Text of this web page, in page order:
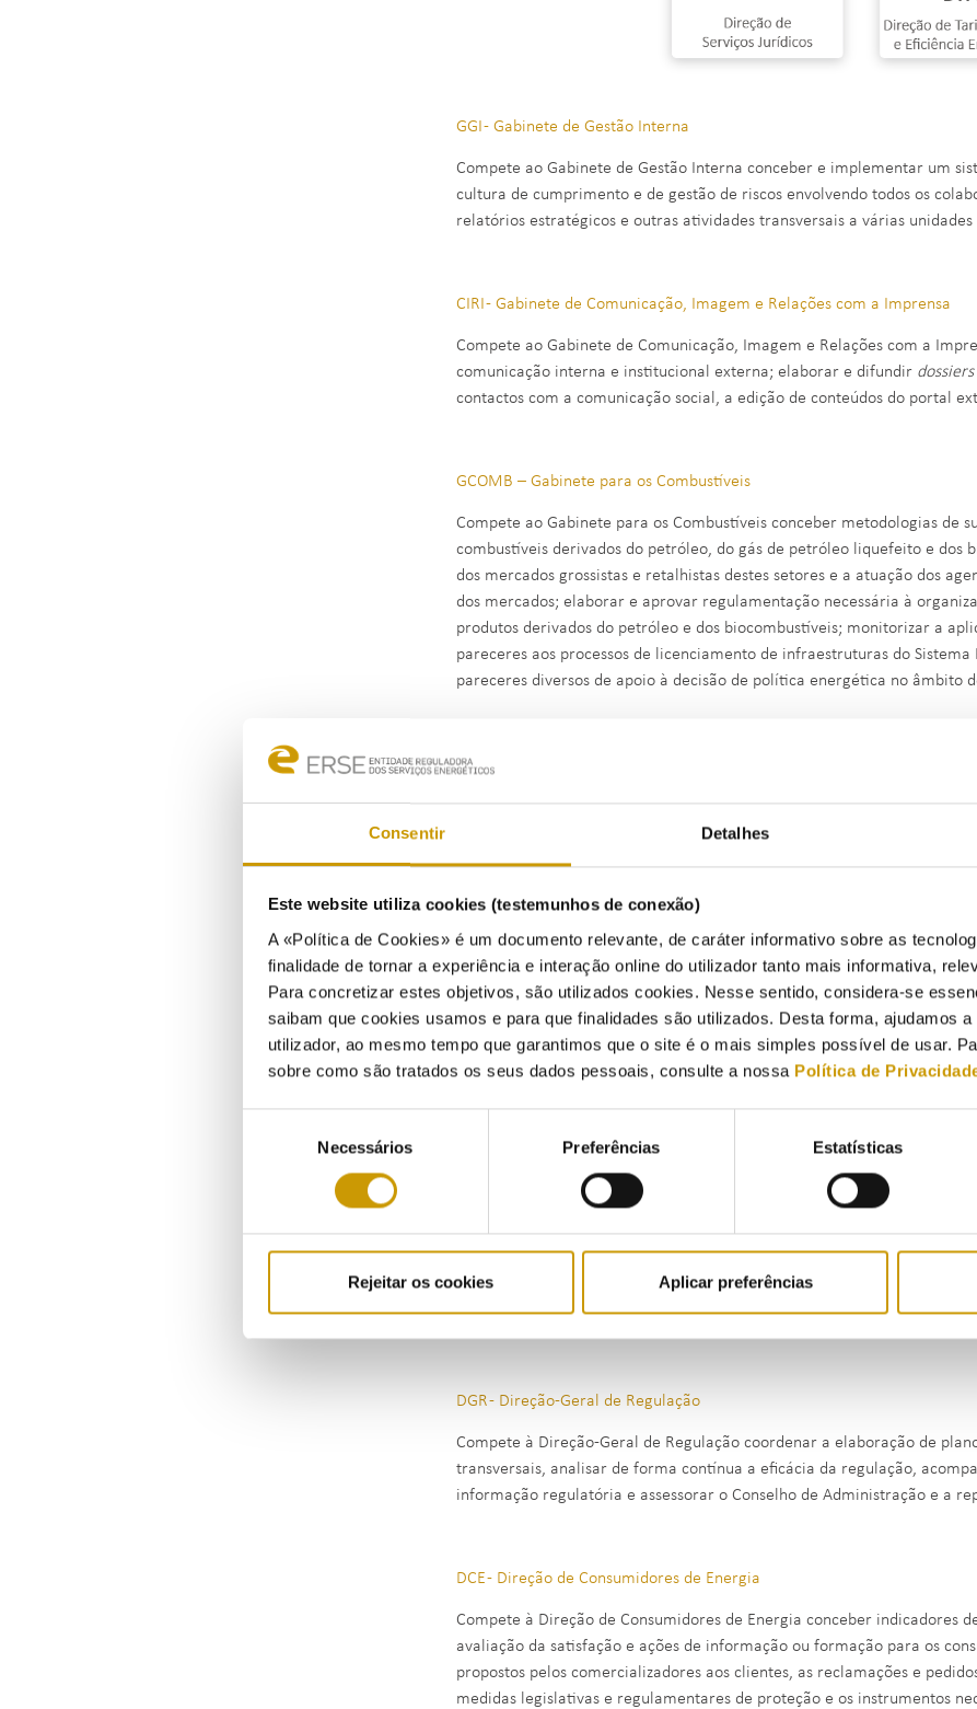
Consentir Detalhes
Este website utiliza cookies (testemunhos de conexão)
A «Política de Cookies» é um documento relevante, de caráter informativo sobre as
finalidade de tornar a experiência e interação online do utilizador tanto mais informativa,
Para concretizar estes objetivos, são utilizados cookies. Nesse sentido, considera-se
saibam que cookies usamos e para que finalidades são utilizados. Desta forma, ajudamos
utilizador, ao mesmo tempo que garantimos que o site é o mais simples possível de usar.
sobre como são tratados os seus dados pessoais, consulte a nossa Política de
consentimento
Necessários Preferências Estatísticas
Rejeitar os cookies Aplicar preferências
GGI - Gabinete de Gestão Interna
Compete ao Gabinete de Gestão Interna conceber e implementar um
cultura de cumprimento e de gestão de riscos envolvendo todos os
relatórios estratégicos e outras atividades transversais a várias
CIRI - Gabinete de Comunicação, Imagem e Relações com a Imprensa
Compete ao Gabinete de Comunicação, Imagem e Relações com a
comunicação interna e institucional externa; elaborar e difundir dossiers
contactos com a comunicação social, a edição de conteúdos do portal
GCOMB – Gabinete para os Combustíveis
Compete ao Gabinete para os Combustíveis conceber metodologias de
combustíveis derivados do petróleo, do gás de petróleo liquefeito e dos
dos mercados grossistas e retalhistas destes setores e a atuação dos
dos mercados; elaborar e aprovar regulamentação necessária à
produtos derivados do petróleo e dos biocombustíveis; monitorizar a
pareceres aos processos de licenciamento de infraestruturas do
pareceres diversos de apoio à decisão de política energética no âmbito
IDEP-
Compete ao Gabinete de Inovação e Desenvolvimento Especial de
em entidades, associações, conferências, fóruns, projetos e
,
da formação para a inovação, incentivar o debate nacional em torno
regulados, potenciando o conhecimento académico em prol da
no debate do futuro da energia.
GRI - Gabinete de Relações Internacionais
Compete ao Gabinete de Relações Internacionais a coordenação das
prestação de apoio técnico ao Conselho de Administração e serviços da
EPD - Encarregado de Proteção de Dados
Compete ao Encarregado de Proteção de Dados, designadamente:
tratamento ou o subcontratante, bem como os trabalhadores que
com o Regime Geral sobre a Proteção de Dados (RGPD); cooperar
para a autoridade de controlo sobre questões relacionadas com o
funções do EPD está enunciado no artigo 39.º doRGPDe no artigo 11.º
DGR - Direção-Geral de Regulação
Compete à Direção-Geral de Regulação coordenar a elaboração de
transversais, analisar de forma contínua a eficácia da regulação,
informação regulatória e assessorar o Conselho de Administração e a
DCE - Direção de Consumidores de Energia
Compete à Direção de Consumidores de Energia conceber indicadores
avaliação da satisfação e ações de informação ou formação para os
propostos pelos comercializadores aos clientes, as reclamações e
medidas legislativas e regulamentares de proteção e os instrumentos